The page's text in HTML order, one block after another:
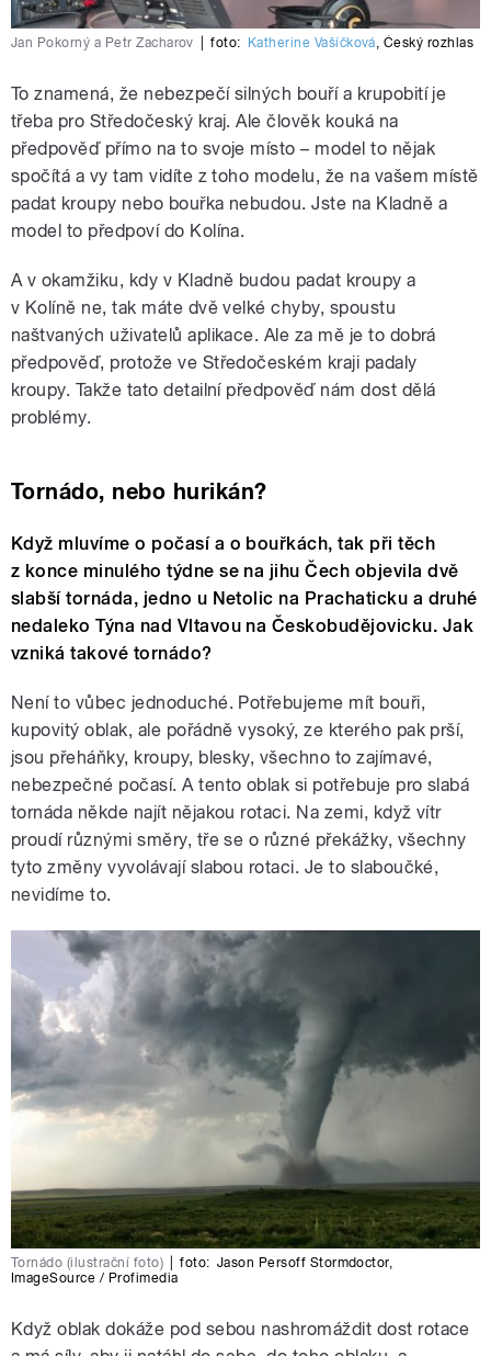
Jan Pokorný a Petr Zacharov foto: Katherine Vašíčková, Český rozhlas
To znamená, že nebezpečí silných bouří a krupobití je
třeba pro Středočeský kraj. Ale člověk kouká na
předpověď přímo na to svoje místo – model to nějak
spočítá a vy tam vidíte z toho modelu, že na vašem místě
padat kroupy nebo bouřka nebudou. Jste na Kladně a
model to předpoví do Kolína.
A v okamžiku, kdy v Kladně budou padat kroupy a
v Kolíně ne, tak máte dvě velké chyby, spoustu
naštvaných uživatelů aplikace. Ale za mě je to dobrá
předpověď, protože ve Středočeském kraji padaly
kroupy. Takže tato detailní předpověď nám dost dělá
problémy.
Tornádo, nebo hurikán?
Když mluvíme o počasí a o bouřkách, tak při těch
z konce minulého týdne se na jihu Čech objevila dvě
slabší tornáda, jedno u Netolic na Prachaticku a druhé
nedaleko Týna nad Vltavou na Českobudějovicku. Jak
vzniká takové tornádo?
Není to vůbec jednoduché. Potřebujeme mít bouři,
kupovitý oblak, ale pořádně vysoký, ze kterého pak prší,
jsou přeháňky, kroupy, blesky, všechno to zajímavé,
nebezpečné počasí. A tento oblak si potřebuje pro slabá
tornáda někde najít nějakou rotaci. Na zemi, když vítr
proudí různými směry, tře se o různé překážky, všechny
tyto změny vyvolávají slabou rotaci. Je to slaboučké,
nevidíme to.
Tornádo (ilustrační foto) foto: Jason Persoff Stormdoctor,
ImageSource / Profimedia
Když oblak dokáže pod sebou nashromáždit dost rotace